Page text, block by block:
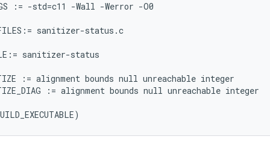
:= -std=c11 -Wall -Werror -O0
sanitizer-status.c
sanitizer-status
:= alignment bounds null unreachable integer
:= alignment bounds null unreachable integer